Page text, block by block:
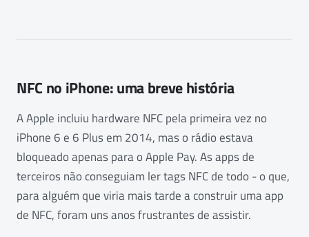
NFC no iPhone: uma breve história
A Apple incluiu hardware NFC pela primeira vez no
iPhone 6 e 6 Plus em 2014, mas o rádio estava
bloqueado apenas para o Apple Pay. As apps de
terceiros não conseguiam ler tags NFC de todo - o que,
para alguém que viria mais tarde a construir uma app
de NFC, foram uns anos frustrantes de assistir.